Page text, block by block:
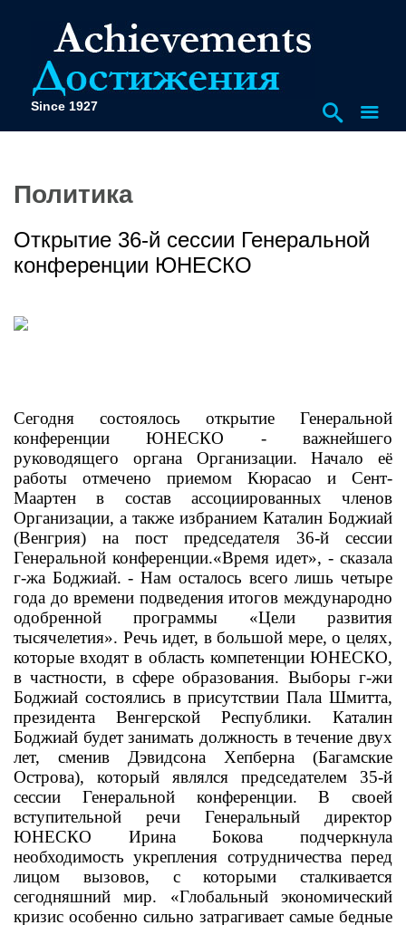
Since 1927
Политика
Открытие 36-й сессии Генеральной
конференции ЮНЕСКО
Сегодня состоялось открытие Генеральной
конференции ЮНЕСКО - важнейшего
руководящего органа Организации. Начало её
работы отмечено приемом Кюрасао и Сент-
Маартен в состав ассоциированных членов
Организации, а также избранием Каталин Боджиай
(Венгрия) на пост председателя 36-й сессии
Генеральной конференции.«Время идет», - сказала
г-жа Боджиай. - Нам осталось всего лишь четыре
года до времени подведения итогов международно
одобренной программы «Цели развития
тысячелетия». Речь идет, в большой мере, о целях,
которые входят в область компетенции ЮНЕСКО,
в частности, в сфере образования. Выборы г-жи
Боджиай состоялись в присутствии Пала Шмитта,
президента Венгерской Республики. Каталин
Боджиай будет занимать должность в течение двух
лет, сменив Дэвидсона Хепберна (Багамские
Острова), который являлся председателем 35-й
сессии Генеральной конференции. В своей
вступительной речи Генеральный директор
ЮНЕСКО Ирина Бокова подчеркнула
необходимость укрепления сотрудничества перед
лицом вызовов, с которыми сталкивается
сегодняшний мир. «Глобальный экономический
кризис особенно сильно затрагивает самые бедные